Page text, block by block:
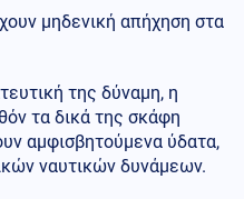
μηδενική απήχηση στα
της δύναμη, η
τα δικά της σκάφη
αμφισβητούμενα ύδατα,
ναυτικών δυνάμεων.